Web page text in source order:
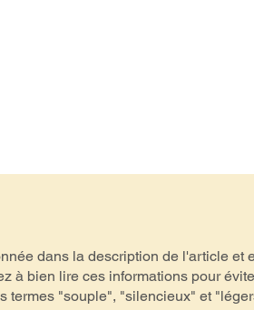
dans la description de l'article et
à bien lire ces informations pour
termes "souple", "silencieux" et